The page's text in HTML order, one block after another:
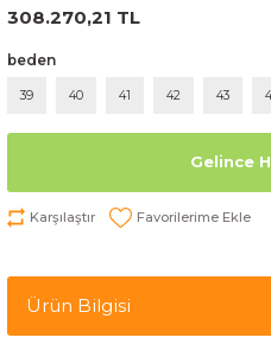
308.270,21 TL
beden
39 40 41 42 43
Gelince
Karşılaştır
Ürün Bilgisi